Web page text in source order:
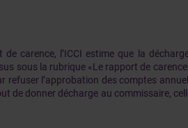
carence, l’ICCI estime que la
sous la rubrique «Le rapport de carence
refuser l’approbation des comptes
de donner décharge au commissaire,